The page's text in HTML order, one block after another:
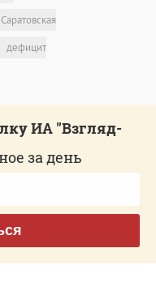
Саратовская
дефицит
ИА "Взгляд-
за день